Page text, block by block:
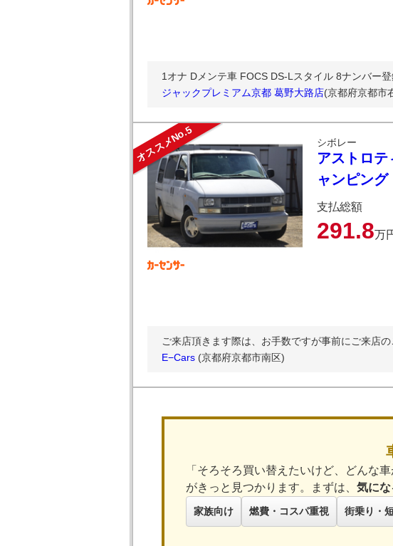
1オナ Dメンテ車 FOCS DS-Lスタイル 8ナンバー
ジャックプレミアム京都 葛野大路店(京都府京都市
オススメNo.5 シボレー
アストロ
ャンピング
支払総額
291.8万
ご来店頂きます際は、お手数ですが事前にご来店
E−Cars (京都府京都市南区)
「そろそろ買い替えたいけど、どんな
がきっと見つかります。まずは、 気に
家族向け 燃費・コスパ重視 街乗り・